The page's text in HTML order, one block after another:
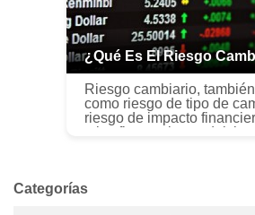
¿Qué Es El Riesgo
Riesgo cambiario,
como riesgo de tipo de
riesgo de impacto
a las fluctuaciones del tipo
Categorías